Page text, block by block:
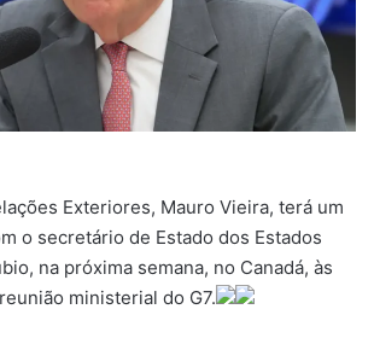
Exteriores, Mauro Vieira, terá um
o secretário de Estado dos Estados
na próxima semana, no Canadá, às
ministerial do G7.